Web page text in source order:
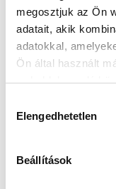
megosztjuk az Ön
adatait, akik
adatokkal,
Ön által használt
weboldalon való
kiválasztása
Elengedhetetlen
Beállítások